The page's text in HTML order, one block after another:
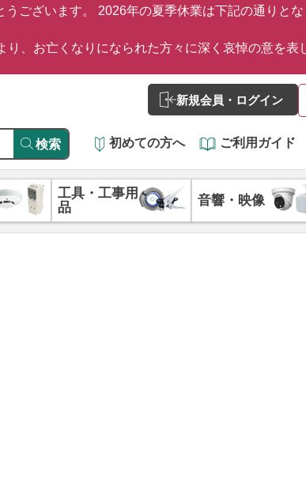
ございます。 2026年の夏季休業は下記の通りと
り、お亡くなりになられた方々に深く哀悼の意を表
新規会員・ログイン
検索 初めての方へ ご利用ガイド
工具・工事用
品
音響・映像